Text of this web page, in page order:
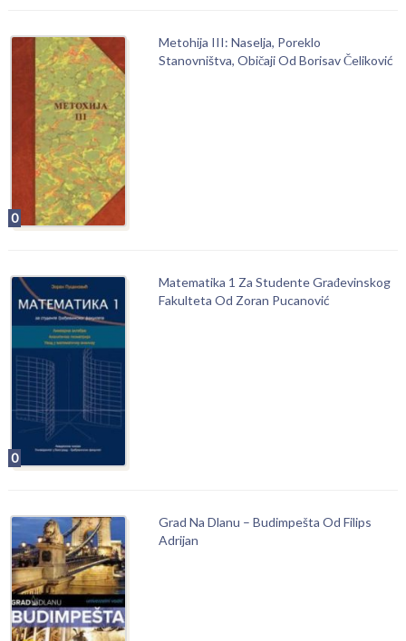
0
Metohija III: Naselja, Poreklo
Stanovništva, Običaji Od Borisav Čeliković
0
Matematika 1 Za Studente Građevinskog
Fakulteta Od Zoran Pucanović
Grad Na Dlanu – Budimpešta Od Filips
Adrijan